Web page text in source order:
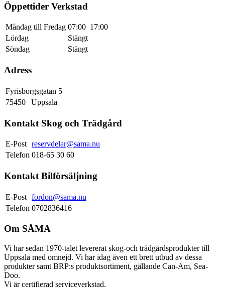
Öppettider Verkstad
Måndag till Fredag 07:00 17:00
Lördag
Stängt
Söndag
Stängt
Adress
Fyrisborgsgatan 5
75450
Uppsala
Kontakt Skog och Trädgård
E-Post reservdelar@sama.nu
Telefon 018-65 30 60
Kontakt Bilförsäljning
E-Post fordon@sama.nu
Telefon 0702836416
Om SÅMA
Vi har sedan 1970-talet levererat skog-och trädgårdsprodukter till
Uppsala med omnejd. Vi har idag även ett brett utbud av dessa
produkter samt BRP:s produktsortiment, gällande Can-Am, Sea-
Doo.
Vi är certifierad serviceverkstad.